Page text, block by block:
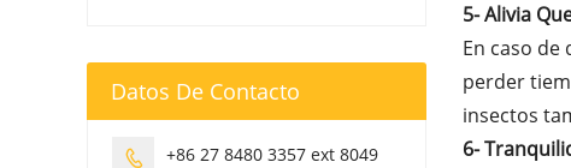
5- Alivia
En caso
perder
insectos
6-
Datos De Contacto
 +86 27 8480 3357 ext 8049